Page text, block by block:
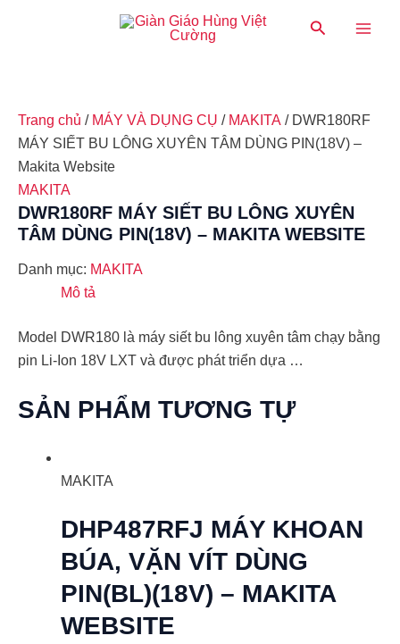
Tìm
Main
Trang chủ / MÁY VÀ DỤNG CỤ / MAKITA / DWR180RF
MÁY SIẾT BU LÔNG XUYÊN TÂM DÙNG PIN(18V) –
Makita Website
MAKITA
DWR180RF MÁY SIẾT BU LÔNG XUYÊN
TÂM DÙNG PIN(18V) – MAKITA WEBSITE
Danh mục: MAKITA
Mô tả
Model DWR180 là máy siết bu lông xuyên tâm chạy bằng
pin Li-Ion 18V LXT và được phát triển dựa …
SẢN PHẨM TƯƠNG TỰ
MAKITA
DHP487RFJ MÁY KHOAN
BÚA, VẶN VÍT DÙNG
PIN(BL)(18V) – MAKITA
WEBSITE